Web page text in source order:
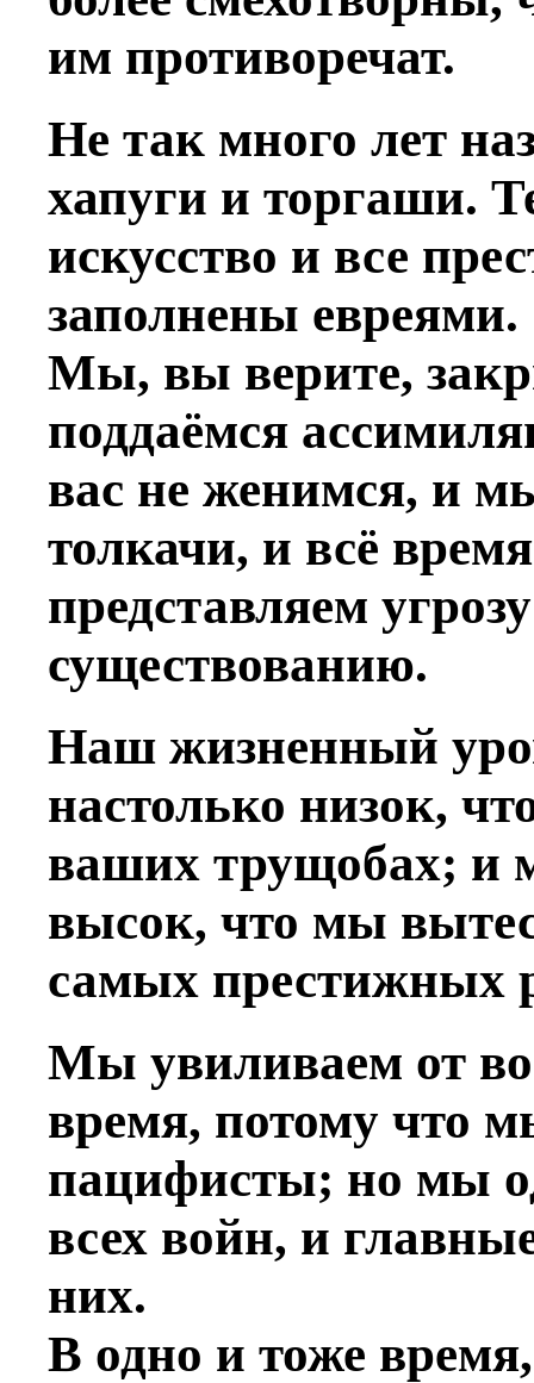
им противоречат.
Не так много лет
хапуги и торгаши.
искусство и все
заполнены евреями.
Мы, вы верите,
поддаёмся
вас не женимся, и
толкачи, и всё
представляем
существованию.
Наш жизненный
настолько низок,
ваших трущобах; и
высок, что мы
самых престижных
Мы увиливаем от
время, потому что
пацифисты; но мы
всех войн, и
них.
В одно и тоже